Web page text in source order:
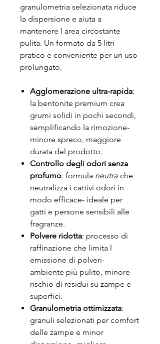
granulometria selezionata riduce
la dispersione e aiuta a
mantenere l area circostante
pulita. Un formato da 5 litri
pratico e conveniente per un uso
prolungato.
Agglomerazione ultra-rapida:
la bentonite premium crea
grumi solidi in pochi secondi,
semplificando la rimozione-
minore spreco, maggiore
durata del prodotto.
Controllo degli odori senza
profumo: formula neutra che
neutralizza i cattivi odori in
modo efficace- ideale per
gatti e persone sensibili alle
fragranze.
Polvere ridotta: processo di
raffinazione che limita l
emissione di polveri-
ambiente più pulito, minore
rischio di residui su zampe e
superfici.
Granulometria ottimizzata:
granuli selezionati per comfort
delle zampe e minor